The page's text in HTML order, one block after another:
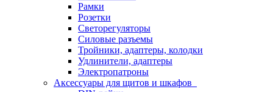
Рамки
Розетки
Светорегуляторы
Силовые разъемы
Тройники, адаптеры, колодки
Удлинители, адаптеры
Электропатроны
Аксессуары для щитов и шкафов